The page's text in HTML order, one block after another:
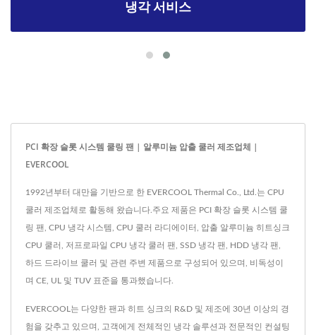
냉각 서비스
PCI 확장 슬롯 시스템 쿨링 팬 | 알루미늄 압출 쿨러 제조업체 |
EVERCOOL
1992년부터 대만을 기반으로 한 EVERCOOL Thermal Co., Ltd.는 CPU
쿨러 제조업체로 활동해 왔습니다.주요 제품은 PCI 확장 슬롯 시스템 쿨
링 팬, CPU 냉각 시스템, CPU 쿨러 라디에이터, 압출 알루미늄 히트싱크
CPU 쿨러, 저프로파일 CPU 냉각 쿨러 팬, SSD 냉각 팬, HDD 냉각 팬,
하드 드라이브 쿨러 및 관련 주변 제품으로 구성되어 있으며, 비독성이
며 CE, UL 및 TUV 표준을 통과했습니다.
EVERCOOL는 다양한 팬과 히트 싱크의 R&D 및 제조에 30년 이상의 경
험을 갖추고 있으며, 고객에게 전체적인 냉각 솔루션과 전문적인 컨설팅